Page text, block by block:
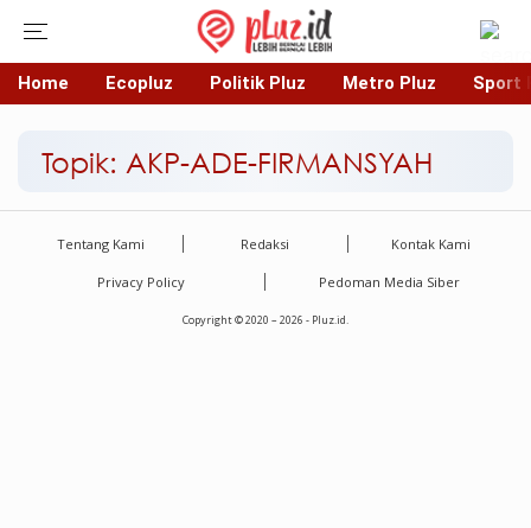
Home Ecopluz Politik Pluz Metro Pluz Sport
Topik: AKP-ADE-FIRMANSYAH
Tentang Kami Redaksi Kontak Kami
Privacy Policy Pedoman Media Siber
Copyright © 2020 – 2026 - Pluz.id.